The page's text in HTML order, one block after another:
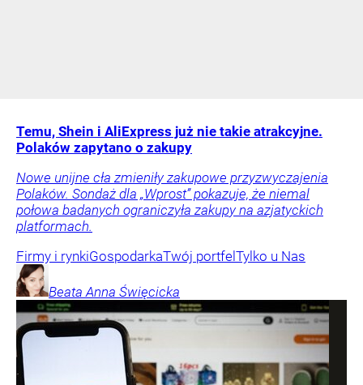
Temu, Shein i AliExpress już nie takie atrakcyjne.
Polaków zapytano o zakupy
Nowe unijne cła zmieniły zakupowe przyzwyczajenia
Polaków. Sondaż dla „Wprost” pokazuje, że niemal
połowa badanych ograniczyła zakupy na azjatyckich
platformach.
Firmy i rynkiGospodarkaTwój portfel Tylko u Nas
Beata Anna Święcicka